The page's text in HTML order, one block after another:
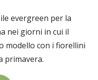
evergreen per la
nei giorni in cui il
modello con i fiorellini
primavera.